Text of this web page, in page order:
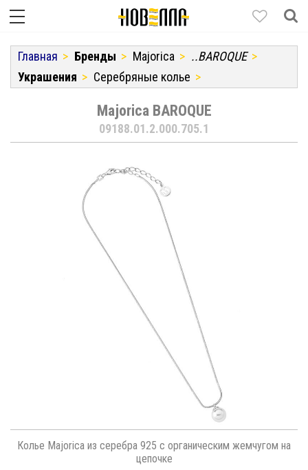
Главная Бренды Majorica
..BAROQUE
Украшения
Серебряные колье
Majorica BAROQUE
09188.01.2.000.705.1
Колье Majorica из серебра 925 с органическим жемчугом на
цепочке